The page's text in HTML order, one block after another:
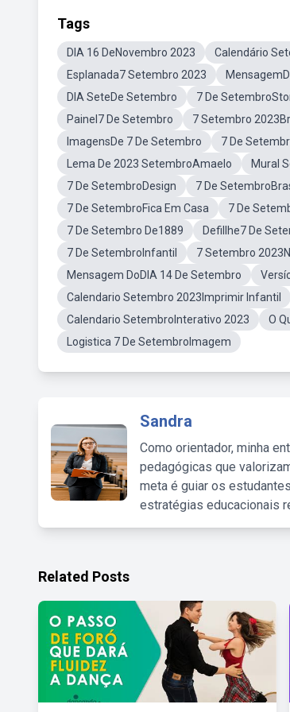
Tags
DIA 16 DeNovembro 2023 Calendário
Esplanada7 Setembro 2023
DIA SeteDe Setembro
7 De
Painel7 De Setembro
7 Setembro
ImagensDe 7 De Setembro
7 De
Lema De 2023 SetembroAmaelo
Mural
7 De SetembroDesign
7 De
7 De SetembroFica Em Casa
7 De
7 De Setembro De1889
Defillhe7 De
7 De SetembroInfantil
7 Setembro
Mensagem DoDIA 14 De Setembro
Calendario Setembro 2023Imprimir Infantil
Calendario SetembroInterativo 2023
O
Logistica 7 De SetembroImagem
Sandra
Como orientador, minha
pedagógicas que
meta é guiar os
estratégias educacionais
Related Posts